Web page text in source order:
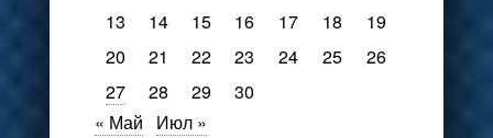
13
14 15 16 17 18
19
20
21 22 23 24 25
26
27
28 29
30
« Май
Июл »